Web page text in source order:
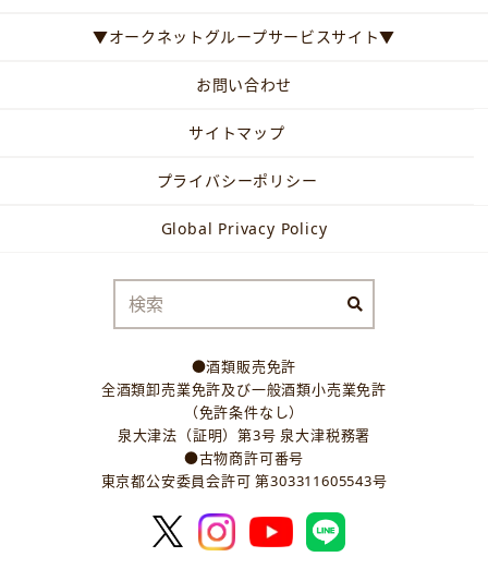
▼オークネットグループサービスサイト▼
お問い合わせ
サイトマップ
プライバシーポリシー
Global Privacy Policy
●酒類販売免許
全酒類卸売業免許及び一般酒類小売業免許
（免許条件なし）
泉大津法（証明）第3号 泉大津税務署
●古物商許可番号
東京都公安委員会許可 第303311605543号